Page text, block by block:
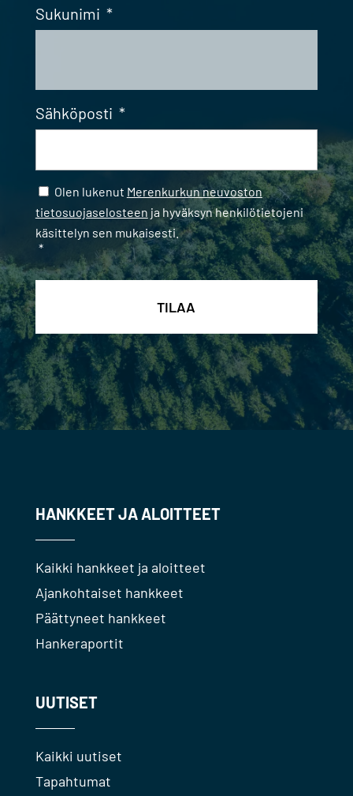
Sukunimi *
Sähköposti *
Samtycke *
Olen lukenut Merenkurkun neuvoston
tietosuojaselosteen ja hyväksyn henkilötietojeni
käsittelyn sen mukaisesti.
*
HANKKEET JA ALOITTEET
Kaikki hankkeet ja aloitteet
Ajankohtaiset hankkeet
Päättyneet hankkeet
Hankeraportit
UUTISET
Kaikki uutiset
Tapahtumat